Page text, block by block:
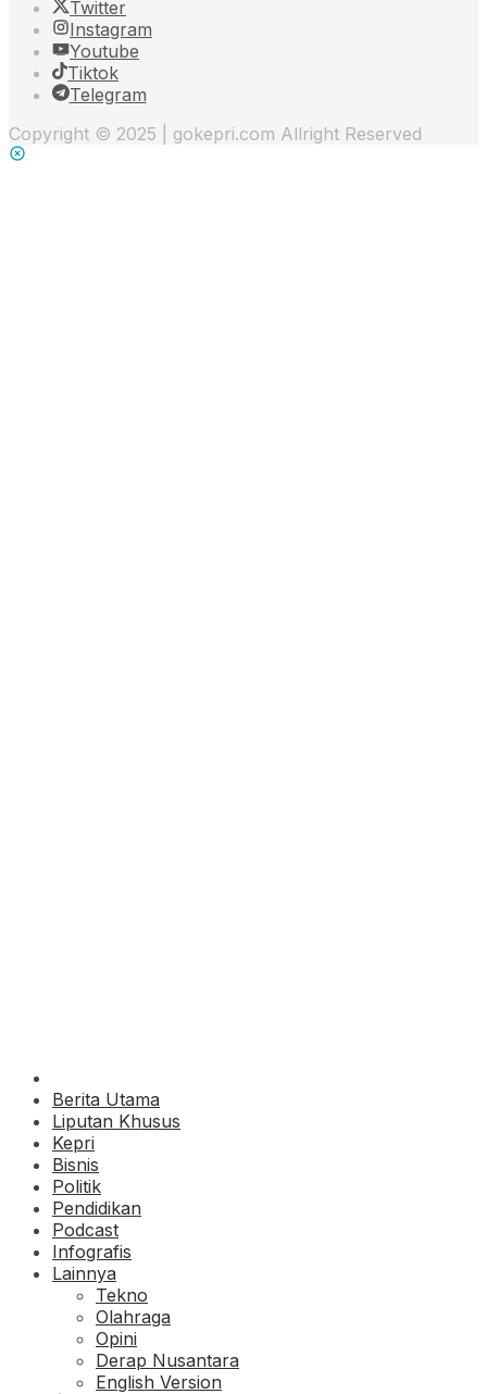
Twitter
Instagram
Youtube
Tiktok
Telegram
Copyright © 2025 | gokepri.com Allright Reserved
Berita Utama
Liputan Khusus
Kepri
Bisnis
Politik
Pendidikan
Podcast
Infografis
Lainnya
Tekno
Olahraga
Opini
Derap Nusantara
English Version